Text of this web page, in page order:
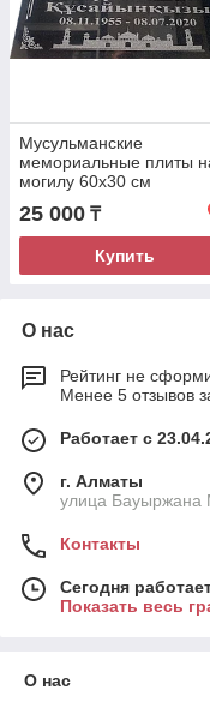
Мусульманские
мемориальные плиты
могилу 60х30 см
25 000 ₸
Купить
О нас
Рейтинг не
Менее 5 отзывов
Работает с
г. Алматы
улица Бауыржана
Контакты
Сегодня
Показать весь
О нас